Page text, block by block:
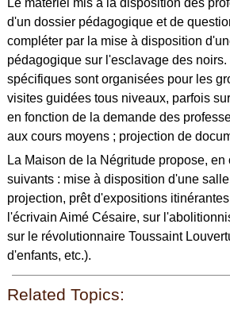
Le matériel mis à la disposition des
d'un dossier pédagogique et de
compléter par la mise à disposition
pédagogique sur l'esclavage des
spécifiques sont organisées pour les
visites guidées tous niveaux, parfois
en fonction de la demande des
aux cours moyens ; projection de
La Maison de la Négritude propose, en
suivants : mise à disposition d'une
projection, prêt d'expositions
l'écrivain Aimé Césaire, sur
sur le révolutionnaire Toussaint
d'enfants, etc.).
Related Topics: